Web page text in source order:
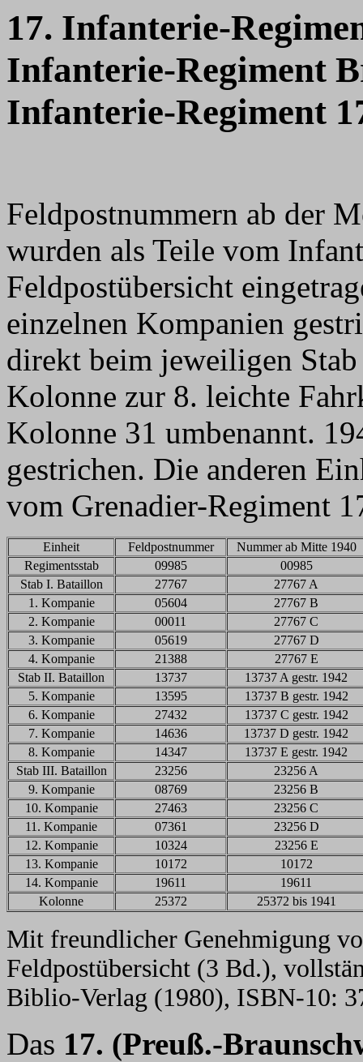
17. Infanterie-
Infanterie-Regiment
Infanterie-Regiment
Feldpostnummern ab der
wurden als Teile vom
Feldpostübersicht
einzelnen Kompanien
direkt beim jeweiligen
Kolonne zur 8. leichte
Kolonne 31 umbenannt.
gestrichen. Die anderen
vom Grenadier-Regiment
Einheit Feldpostnummer
Nummer ab Mitte 1940
Regimentsstab
09985
00985
Stab I. Bataillon
27767
27767 A
1. Kompanie
05604
27767 B
2. Kompanie
00011
27767 C
3. Kompanie
05619
27767 D
4. Kompanie
21388
27767 E
Stab II. Bataillon
13737
13737 A gestr. 1942
5. Kompanie
13595
13737 B gestr. 1942
6. Kompanie
27432
13737 C gestr. 1942
7. Kompanie
14636
13737 D gestr. 1942
8. Kompanie
14347
13737 E gestr. 1942
Stab III. Bataillon
23256
23256 A
9. Kompanie
08769
23256 B
10. Kompanie
27463
23256 C
11. Kompanie
07361
23256 D
12. Kompanie
10324
23256 E
13. Kompanie
10172
10172
14. Kompanie
19611
19611
Kolonne
25372 25372 bis 1941
Mit freundlicher Genehmigung
Feldpostübersicht (3 Bd.),
Biblio-Verlag (1980), ISBN-10:
Das 17. (Preuß.-